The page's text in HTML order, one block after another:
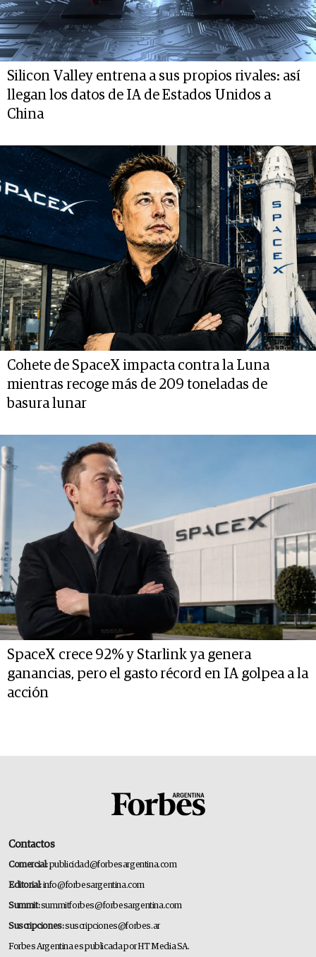
Silicon Valley entrena a sus propios rivales: así
llegan los datos de IA de Estados Unidos a
China
Cohete de SpaceX impacta contra la Luna
mientras recoge más de 209 toneladas de
basura lunar
SpaceX crece 92% y Starlink ya genera
ganancias, pero el gasto récord en IA golpea a la
acción
Contactos
Comercial:publicidad@forbesargentina.com
Editorial:info@forbesargentina.com
Summit:summitforbes@forbesargentina.com
Suscripciones:suscripciones@forbes.ar
Forbes Argentina es publicada por HT Media SA.